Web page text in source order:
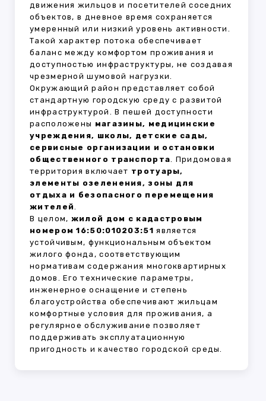
движения жильцов и посетителей соседних
объектов, в дневное время сохраняется
умеренный или низкий уровень активности.
Такой характер потока обеспечивает
баланс между комфортом проживания и
доступностью инфраструктуры, не создавая
чрезмерной шумовой нагрузки.
Окружающий район представляет собой
стандартную городскую среду с развитой
инфраструктурой. В пешей доступности
расположены магазины, медицинские
учреждения, школы, детские сады,
сервисные организации и остановки
общественного транспорта. Придомовая
территория включает тротуары,
элементы озеленения, зоны для
отдыха и безопасного перемещения
жителей.
В целом, жилой дом с кадастровым
номером 16:50:010203:51 является
устойчивым, функциональным объектом
жилого фонда, соответствующим
нормативам содержания многоквартирных
домов. Его технические параметры,
инженерное оснащение и степень
благоустройства обеспечивают жильцам
комфортные условия для проживания, а
регулярное обслуживание позволяет
поддерживать эксплуатационную
пригодность и качество городской среды.